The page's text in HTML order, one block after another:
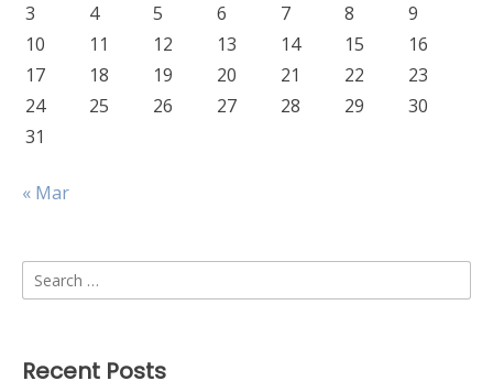
3
4 5 6 7 8
9
10
11 12 13 14 15
16
17
18 19 20 21 22
23
24
25 26 27 28 29
30
31
« Mar
Search
for:
Recent Posts